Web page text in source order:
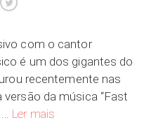
com o cantor
é um dos gigantes do
recentemente nas
da música “Fast
Ler mais